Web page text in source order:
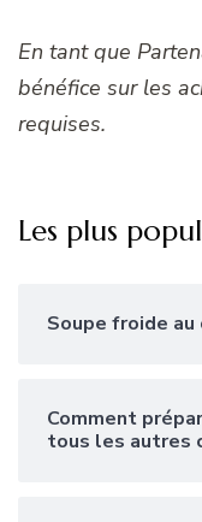
En tant que
bénéfice sur les
requises.
Les plus
Soupe froide au
Comment
tous les autres